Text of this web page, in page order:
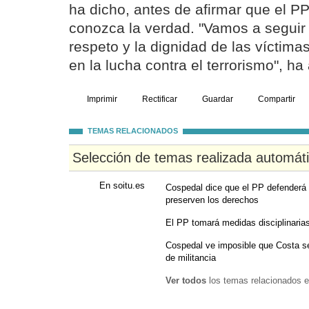
ha dicho, antes de afirmar que el
conozca la verdad. "Vamos a
respeto y la dignidad de las
en la lucha contra el terrorismo", ha
Imprimir Rectificar Guardar Compartir
TEMAS RELACIONADOS
Selección de temas realizada
En soitu.es
Cospedal dice que el PP
preserven los derechos
El PP tomará medidas
Cospedal ve imposible que Costa
de militancia
Ver todos los temas relacionados